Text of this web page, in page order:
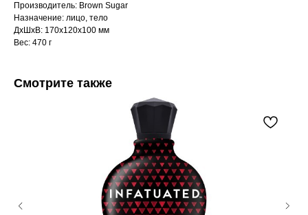
Производитель: Brown Sugar
Назначение: лицо, тело
ДxШxВ: 170x120x100 мм
Вес: 470 г
Смотрите также